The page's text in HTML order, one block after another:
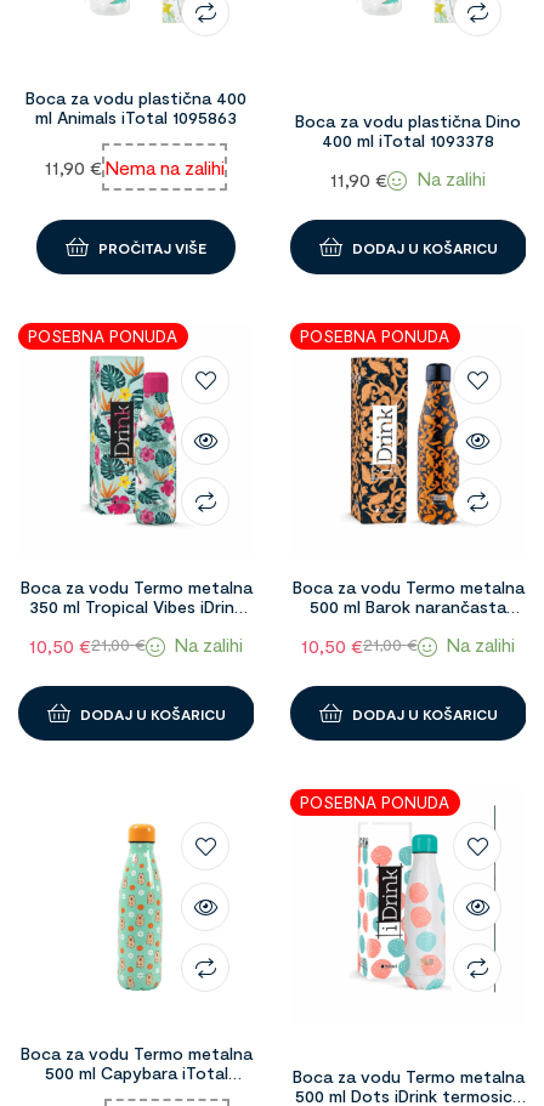
Boca za vodu plastična 400
ml Animals iTotal 1095863
11,90 €Nema na zalihi
PROČITAJ VIŠE
Boca za vodu plastična Dino
400 ml iTotal 1093378
11,90€ Na zalihi
DODAJ U KOŠARICU
POSEBNA PONUDA
Boca za vodu Termo metalna
350 ml Tropical Vibes iDrink
21,00€
10,50 € Na zalihi
DODAJ U KOŠARICU
POSEBNA PONUDA
Boca za vodu Termo metalna
500 ml Barok narančasta
21,00€
10,50 € Na zalihi
DODAJ U KOŠARICU
Boca za vodu Termo metalna
500 ml Capybara iTotal
POSEBNA PONUDA
Boca za vodu Termo metalna
500 ml Dots iDrink termosica